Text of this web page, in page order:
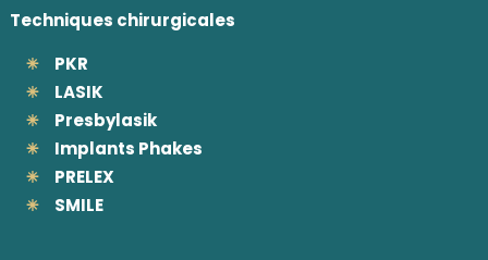
Techniques chirurgicales
PKR
LASIK
Presbylasik
Implants Phakes
PRELEX
SMILE